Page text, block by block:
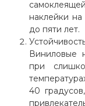
наклейки
до пяти лет.
Виниловые
при
40